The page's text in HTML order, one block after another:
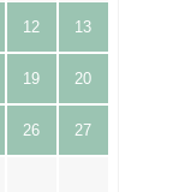
12 13
19 20
26 27